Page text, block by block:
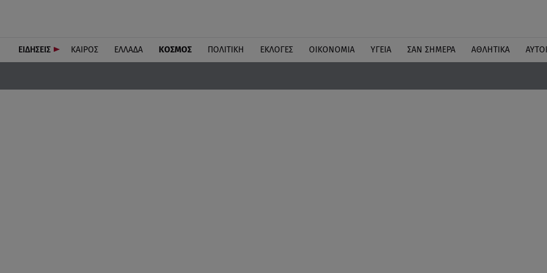
ΕΙΔΗΣΕΙΣ ΚΑΙΡΟΣ ΕΛΛΑΔΑ ΚΟΣΜΟΣ ΠΟΛΙΤΙΚΗ ΕΚΛΟΓΕΣ ΟΙΚΟΝΟΜΙΑ ΥΓΕΙΑ ΣΑΝ ΣΗΜΕΡΑ ΑΘΛΗΤΙΚΑ